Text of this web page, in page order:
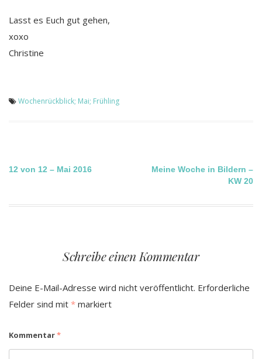
Lasst es Euch gut gehen,
xoxo
Christine
Wochenrückblick; Mai; Frühling
Beitragsnavigation
12 von 12 – Mai 2016
Meine Woche in Bildern –
KW 20
Schreibe einen Kommentar
Deine E-Mail-Adresse wird nicht veröffentlicht. Erforderliche
Felder sind mit * markiert
Kommentar*